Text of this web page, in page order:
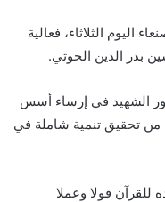
اليوم الثلاثاء، فعالية
بدر الدين الحوثي.
الشهيد في إرساء أسس
من تحقيق تنمية شاملة في
قولا وعملا